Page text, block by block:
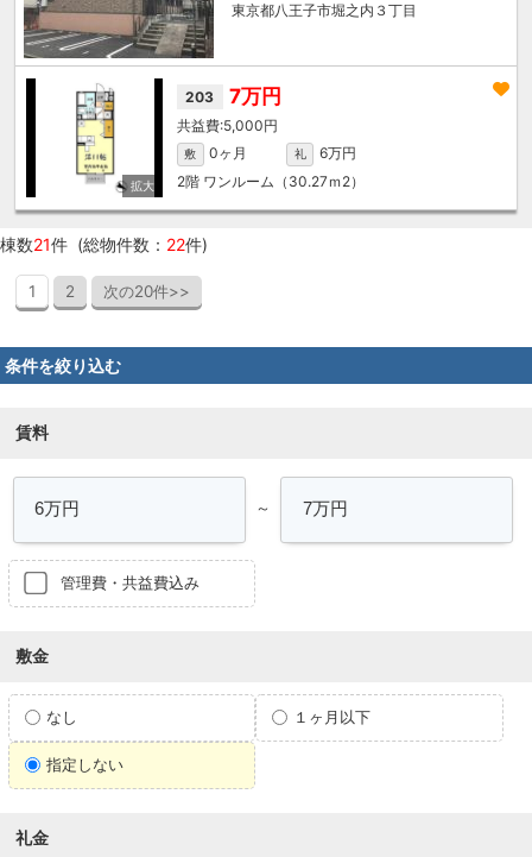
東京都八王子市堀之内３丁目
203 7万円
5,000円
敷 0ヶ月 礼
6万円
2階 ワンルーム（30.27ｍ 2）
棟数21件 (総物件数： 22件)
1 2 次の20件>>
条件を絞り込む
賃料
～
管理費・共益費込み
敷金
なし １ヶ月以下
指定しない
礼金